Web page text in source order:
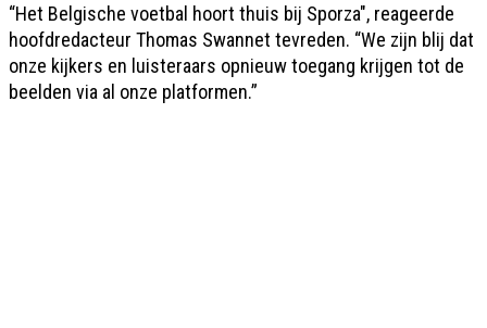
“Het Belgische voetbal hoort thuis bij Sporza", reageerde
hoofdredacteur Thomas Swannet tevreden. “We zijn blij dat
onze kijkers en luisteraars opnieuw toegang krijgen tot de
beelden via al onze platformen.”